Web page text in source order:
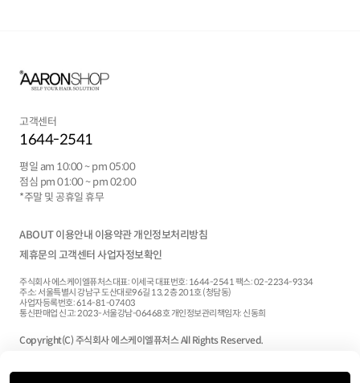
고객센터
1644-2541
평일 am 10:00 ~ pm 05:00
점심 pm 01:00 ~ pm 02:00
*주말 및 공휴일 휴무
ABOUT 이용안내 이용약관 개인정보처리방침
제휴문의 고객센터 사업자정보확인
주식회사 에스케이엘퓨처스대표: 이세국 대표번호: 1644-2541팩스: 02-2234-9334
주소: 서울특별시 강남구 도산대로96길 13, 2층 201호 (청담동)
사업자등록번호: 614-81-07403
통신판매업 신고: 2023-서울강남-06468호 개인정보관리책임자: 신동희
Copyright(C) 주식회사 에스케이엘퓨처스 All Rights Reserved.